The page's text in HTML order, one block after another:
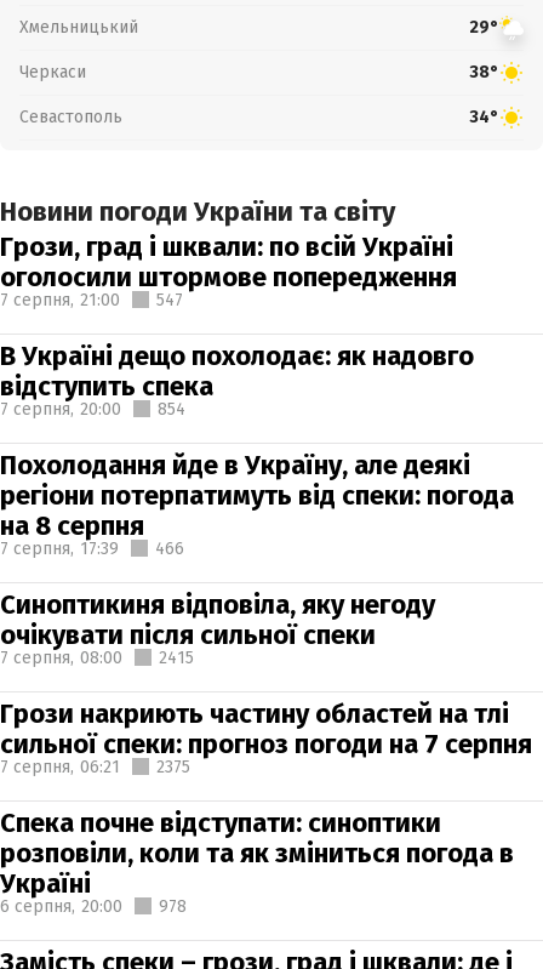
Хмельницький 29°
Черкаси 38°
Севастополь 34°
Новини погоди України та світу
Грози, град і шквали: по всій Україні
оголосили штормове попередження
7 серпня, 21:00 547
В Україні дещо похолодає: як надовго
відступить спека
7 серпня, 20:00 854
Похолодання йде в Україну, але деякі
регіони потерпатимуть від спеки: погода
на 8 серпня
7 серпня, 17:39 466
Синоптикиня відповіла, яку негоду
очікувати після сильної спеки
7 серпня, 08:00 2415
Грози накриють частину областей на тлі
сильної спеки: прогноз погоди на 7 серпня
7 серпня, 06:21 2375
Спека почне відступати: синоптики
розповіли, коли та як зміниться погода в
Україні
6 серпня, 20:00 978
Замість спеки – грози, град і шквали: де і